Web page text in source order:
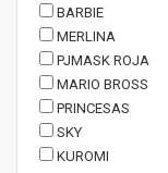
BARBIE
MERLINA
PJMASK ROJA
MARIO BROSS
PRINCESAS
SKY
KUROMI